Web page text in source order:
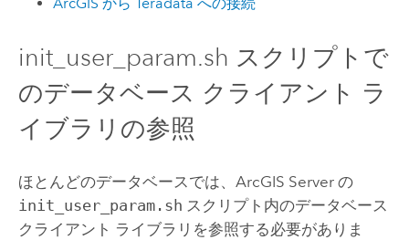
init_user_param.sh スクリプトで
のデータベース クライアント ラ
イブラリの参照
ほとんどのデータベースでは、 ArcGIS Serverの
init_user_param.sh スクリプト内のデータベース
クライアント ライブラリを参照する必要がありま